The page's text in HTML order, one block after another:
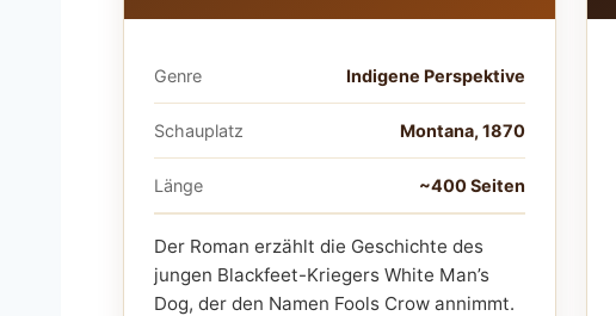
Genre Indigene Perspektive
Schauplatz Montana, 1870
Länge ~400 Seiten
Der Roman erzählt die Geschichte des
jungen Blackfeet-Kriegers White Man’s
Dog, der den Namen Fools Crow annimmt.